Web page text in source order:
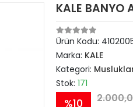
KALE
Ürün Kodu:
Marka: KALE
Kategori:
Stok: 171
%10